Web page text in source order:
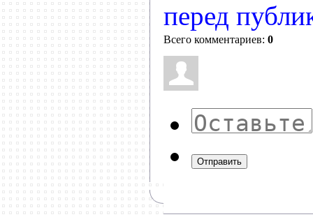
перед
Всего комментариев: 0
Отправить